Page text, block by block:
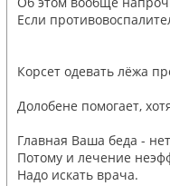
Если
Корсет одевать лёжа
Долобене помогает,
Главная Ваша беда -
Потому и лечение
Надо искать врача.